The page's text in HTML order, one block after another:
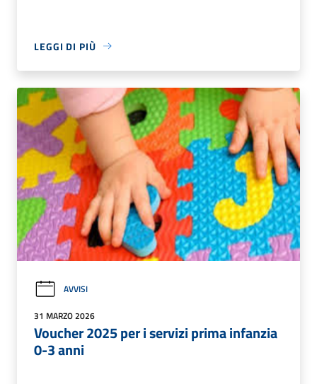
LEGGI DI PIÙ
AVVISI
31 MARZO 2026
Voucher 2025 per i servizi prima infanzia
0-3 anni